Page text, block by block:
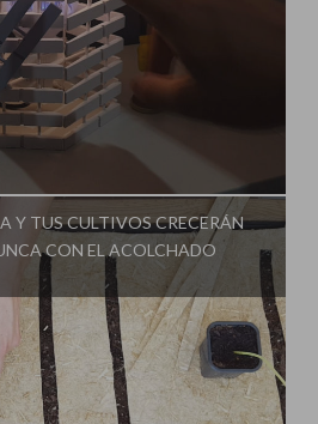
Cultivo Paso a Paso
Y TUS CULTIVOS CRECERÁN
CON EL ACOLCHADO